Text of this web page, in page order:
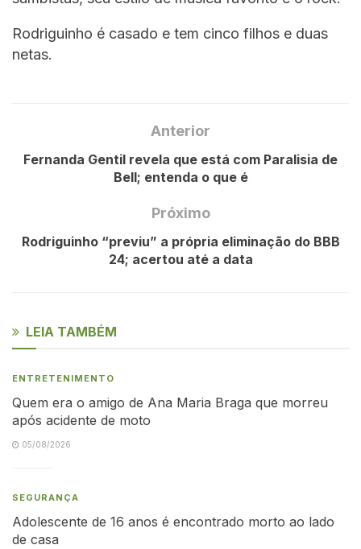
Rodriguinho é casado e tem cinco filhos e duas
netas.
Anterior
Fernanda Gentil revela que está com Paralisia de
Bell; entenda o que é
Próximo
Rodriguinho “previu” a própria eliminação do BBB
24; acertou até a data
LEIA TAMBÉM
ENTRETENIMENTO
Quem era o amigo de Ana Maria Braga que morreu
após acidente de moto
05/08/2026
SEGURANÇA
Adolescente de 16 anos é encontrado morto ao lado
de casa